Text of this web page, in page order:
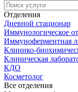
Отделения
Дневной стационар
Иммунологическое
Иммуноферментная
Клинико-
Клиническая
КДО
Косметолог
Все отделения